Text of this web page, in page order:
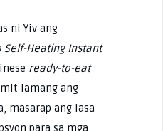
ni Yiv ang
Self-Heating Instant
ready-to-eat
lamang ang
masarap ang lasa
para sa mga